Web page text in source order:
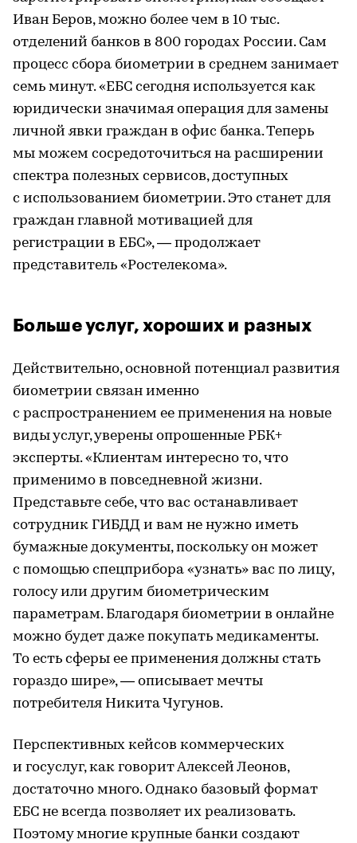
Иван Беров, можно более чем в 10 тыс.
отделений банков в 800 городах России. Сам
процесс сбора биометрии в среднем занимает
семь минут. «ЕБС сегодня используется как
юридически значимая операция для замены
личной явки граждан в офис банка. Теперь
мы можем сосредоточиться на расширении
спектра полезных сервисов, доступных
с использованием биометрии. Это станет для
граждан главной мотивацией для
регистрации в ЕБС», — продолжает
представитель «Ростелекома».
Больше услуг, хороших и разных
Действительно, основной потенциал развития
биометрии связан именно
с распространением ее применения на новые
виды услуг, уверены опрошенные РБК+
эксперты. «Клиентам интересно то, что
применимо в повседневной жизни.
Представьте себе, что вас останавливает
сотрудник ГИБДД и вам не нужно иметь
бумажные документы, поскольку он может
с помощью спецприбора «узнать» вас по лицу,
голосу или другим биометрическим
параметрам. Благодаря биометрии в онлайне
можно будет даже покупать медикаменты.
То есть сферы ее применения должны стать
гораздо шире», — описывает мечты
потребителя Никита Чугунов.
Перспективных кейсов коммерческих
и госуслуг, как говорит Алексей Леонов,
достаточно много. Однако базовый формат
ЕБС не всегда позволяет их реализовать.
Поэтому многие крупные банки создают